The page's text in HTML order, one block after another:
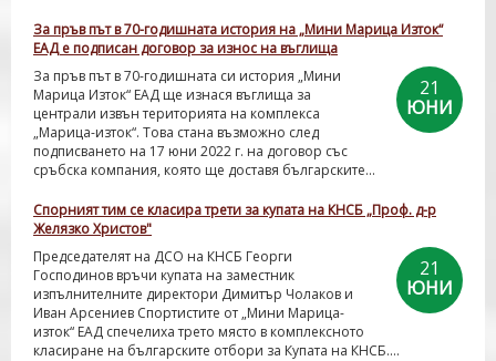
За пръв път в 70-годишната история на „Мини Марица Изток“
ЕАД е подписан договор за износ на въглища
21
ЮНИ
За пръв път в 70-годишната си история „Мини
Марица Изток“ ЕАД ще изнася въглища за
централи извън територията на комплекса
„Марица-изток“. Това стана възможно след
подписването на 17 юни 2022 г. на договор със
сръбска компания, която ще доставя българските...
Спорният тим се класира трети за купата на КНСБ „Проф. д-р
Желязко Христов"
21
ЮНИ
Председателят на ДСО на КНСБ Георги
Господинов връчи купата на заместник
изпълнителните директори Димитър Чолаков и
Иван Арсениев Спортистите от „Мини Марица-
изток“ ЕАД спечелиха трето място в комплексното
класиране на българските отбори за Купата на КНСБ....